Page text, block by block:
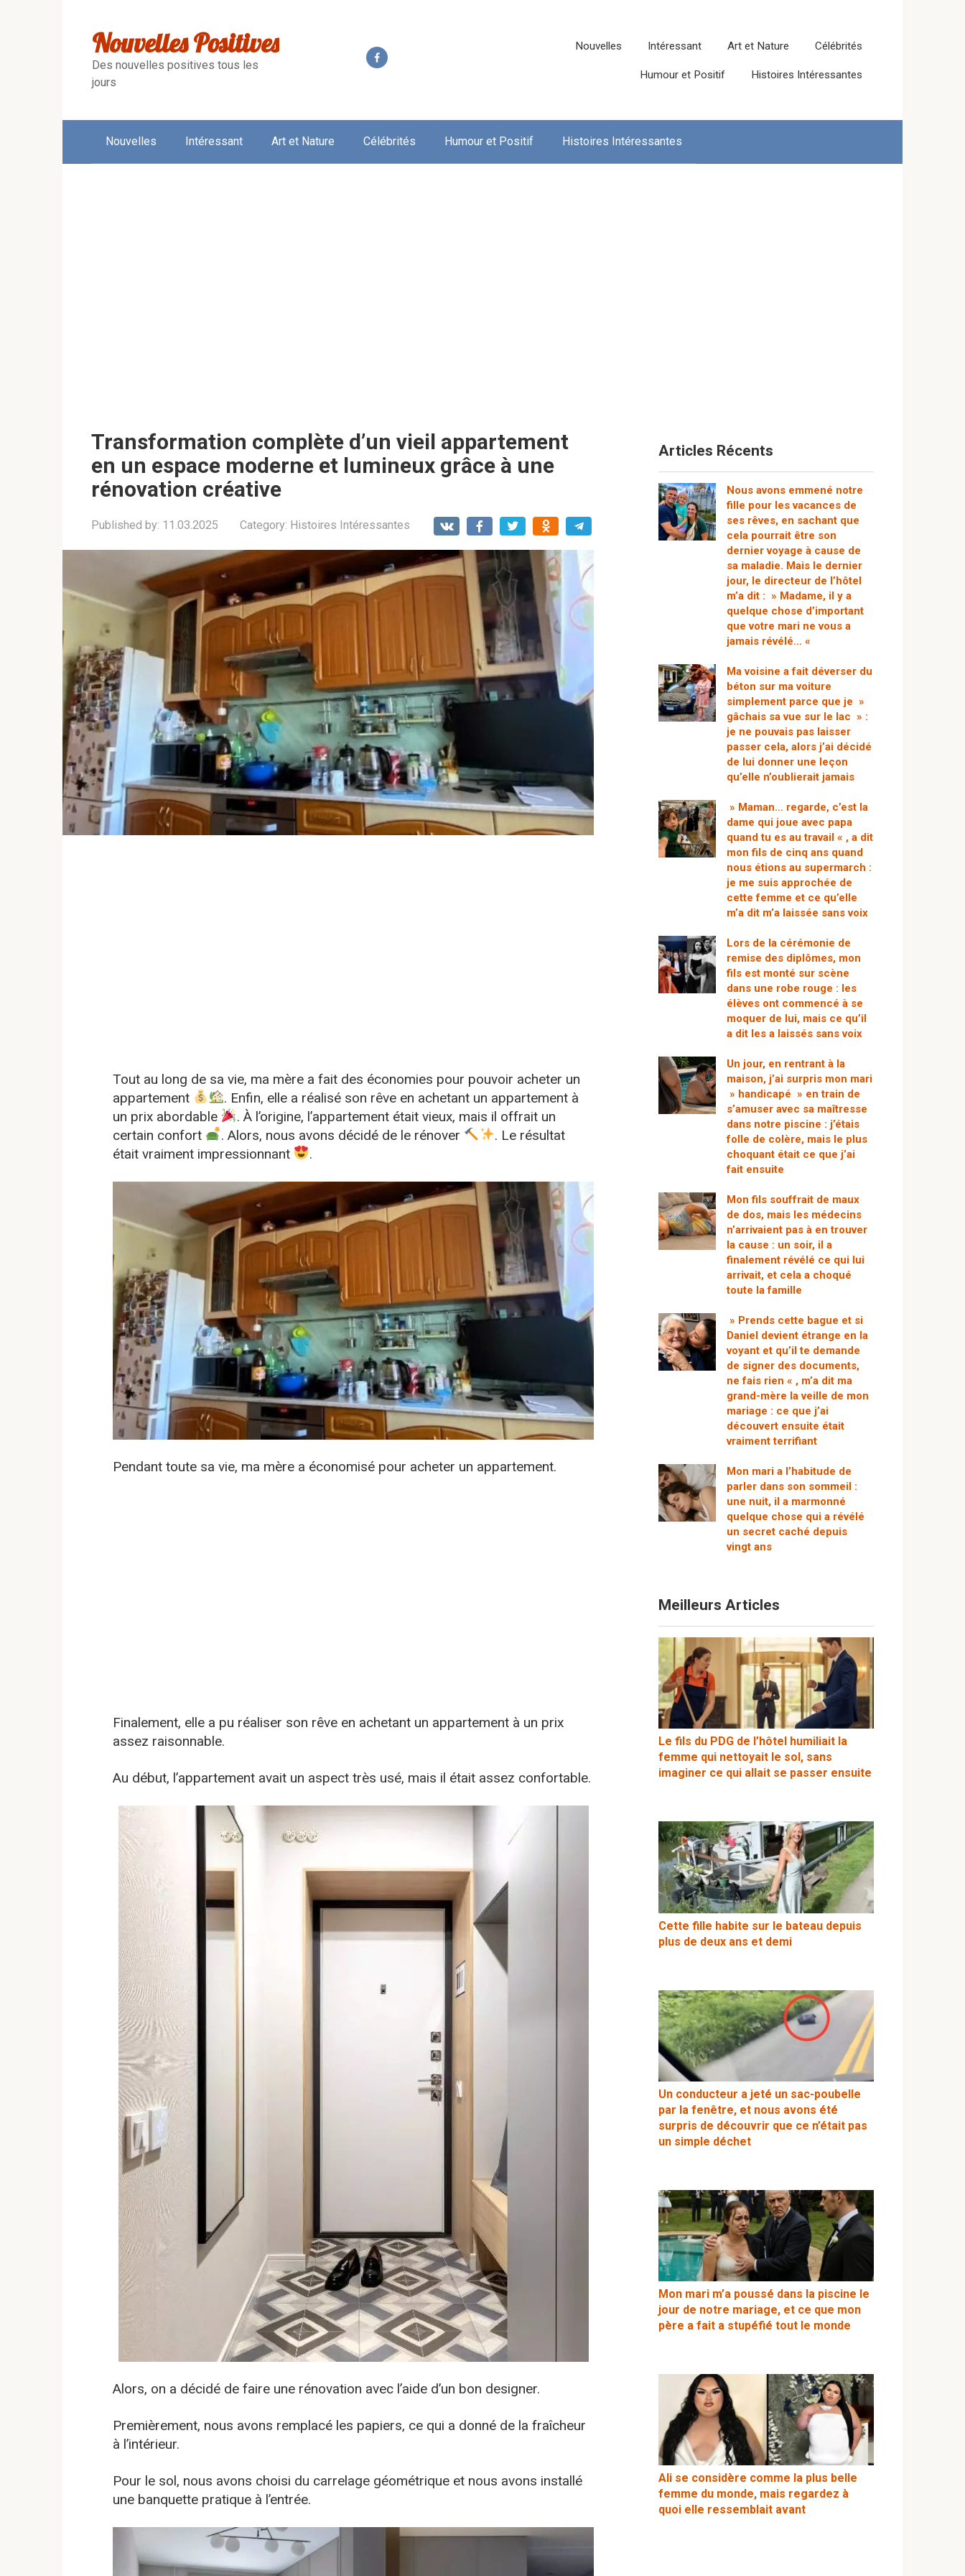
Nouvelles Positives
Des nouvelles positives tous les
jours
Nouvelles Intéressant Art et Nature Célébrités
Humour et Positif Histoires Intéressantes
Nouvelles Intéressant Art et Nature Célébrités Humour et Positif Histoires Intéressantes
Transformation complète d’un vieil appartement
en un espace moderne et lumineux grâce à une
rénovation créative
Published by: 11.03.2025 Category: Histoires Intéressantes
Tout au long de sa vie, ma mère a fait des économies pour pouvoir acheter un
appartement
. Enfin, elle a réalisé son rêve en achetant un appartement à
un prix abordable
. À l’origine, l’appartement était vieux, mais il offrait un
certain confort
. Alors, nous avons décidé de le rénover
. Le résultat
était vraiment impressionnant
.
Pendant toute sa vie, ma mère a économisé pour acheter un appartement.
Finalement, elle a pu réaliser son rêve en achetant un appartement à un prix
assez raisonnable.
Au début, l’appartement avait un aspect très usé, mais il était assez confortable.
Alors, on a décidé de faire une rénovation avec l’aide d’un bon designer.
Premièrement, nous avons remplacé les papiers, ce qui a donné de la fraîcheur
à l’intérieur.
Pour le sol, nous avons choisi du carrelage géométrique et nous avons installé
une banquette pratique à l’entrée.
Articles Récents
Nous avons emmené notre
fille pour les vacances de
ses rêves, en sachant que
cela pourrait être son
dernier voyage à cause de
sa maladie. Mais le dernier
jour, le directeur de l’hôtel
m’a dit : » Madame, il y a
quelque chose d’important
que votre mari ne vous a
jamais révélé… «
Ma voisine a fait déverser du
béton sur ma voiture
simplement parce que je »
gâchais sa vue sur le lac » :
je ne pouvais pas laisser
passer cela, alors j’ai décidé
de lui donner une leçon
qu’elle n’oublierait jamais
» Maman… regarde, c’est la
dame qui joue avec papa
quand tu es au travail « , a dit
mon fils de cinq ans quand
nous étions au supermarch :
je me suis approchée de
cette femme et ce qu’elle
m’a dit m’a laissée sans voix
Lors de la cérémonie de
remise des diplômes, mon
fils est monté sur scène
dans une robe rouge : les
élèves ont commencé à se
moquer de lui, mais ce qu’il
a dit les a laissés sans voix
Un jour, en rentrant à la
maison, j’ai surpris mon mari
» handicapé » en train de
s’amuser avec sa maîtresse
dans notre piscine : j’étais
folle de colère, mais le plus
choquant était ce que j’ai
fait ensuite
Mon fils souffrait de maux
de dos, mais les médecins
n’arrivaient pas à en trouver
la cause : un soir, il a
finalement révélé ce qui lui
arrivait, et cela a choqué
toute la famille
» Prends cette bague et si
Daniel devient étrange en la
voyant et qu’il te demande
de signer des documents,
ne fais rien « , m’a dit ma
grand-mère la veille de mon
mariage : ce que j’ai
découvert ensuite était
vraiment terrifiant
Mon mari a l’habitude de
parler dans son sommeil :
une nuit, il a marmonné
quelque chose qui a révélé
un secret caché depuis
vingt ans
Meilleurs Articles
Le fils du PDG de l’hôtel humiliait la
femme qui nettoyait le sol, sans
imaginer ce qui allait se passer ensuite
Cette fille habite sur le bateau depuis
plus de deux ans et demi
Un conducteur a jeté un sac-poubelle
par la fenêtre, et nous avons été
surpris de découvrir que ce n’était pas
un simple déchet
Mon mari m’a poussé dans la piscine le
jour de notre mariage, et ce que mon
père a fait a stupéfié tout le monde
Ali se considère comme la plus belle
femme du monde, mais regardez à
quoi elle ressemblait avant